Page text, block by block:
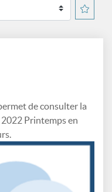
de consulter la
Printemps en